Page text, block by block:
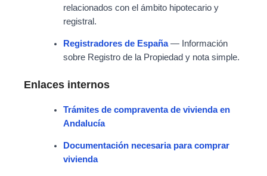
relacionados con el ámbito hipotecario y
registral.
Registradores de España— Información
sobre Registro de la Propiedad y nota simple.
Enlaces internos
Trámites de compraventa de vivienda en
Andalucía
Documentación necesaria para comprar
vivienda